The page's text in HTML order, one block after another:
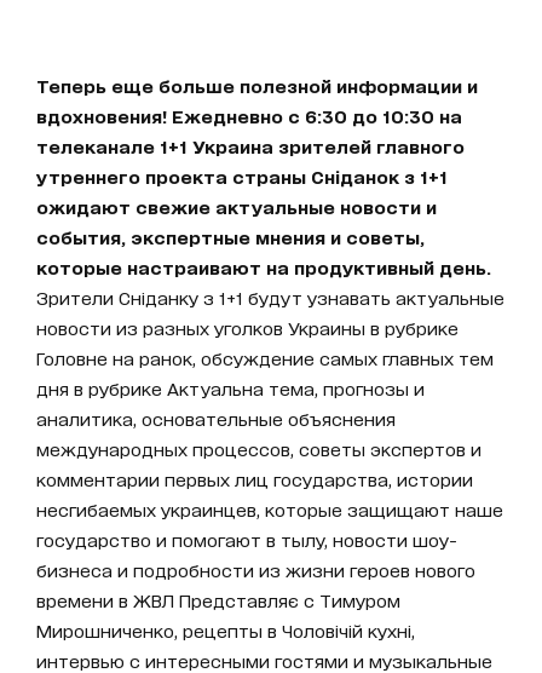
Теперь еще больше полезной информации и
вдохновения! Ежедневно с 6:30 до 10:30 на
телеканале 1+1 Украина зрителей главного
утреннего проекта страны Сніданок з 1+1
ожидают свежие актуальные новости и
события, экспертные мнения и советы,
которые настраивают на продуктивный день.
Зрители Сніданку з 1+1 будут узнавать актуальные
новости из разных уголков Украины в рубрике
Головне на ранок, обсуждение самых главных тем
дня в рубрике Актуальна тема, прогнозы и
аналитика, основательные объяснения
международных процессов, советы экспертов и
комментарии первых лиц государства, истории
несгибаемых украинцев, которые защищают наше
государство и помогают в тылу, новости шоу-
бизнеса и подробности из жизни героев нового
времени в ЖВЛ Представляє с Тимуром
Мирошниченко, рецепты в Чоловічій кухні,
интервью с интересными гостями и музыкальные